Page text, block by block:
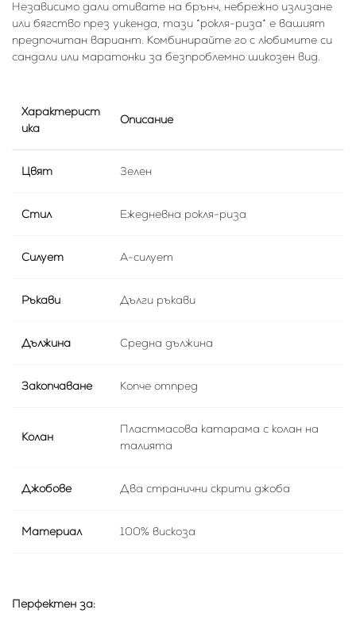
Независимо дали отивате на брънч, небрежно излизане
или бягство през уикенда, тази *рокля-риза* е вашият
предпочитан вариант. Комбинирайте го с любимите си
сандали или маратонки за безпроблемно шикозен вид.
Характерист
ика
Описание
Цвят Зелен
Стил Ежедневна рокля-риза
Силует А-силует
Ръкави Дълги ръкави
Дължина Средна дължина
Закопчаване Копче отпред
Колан
Пластмасова катарама с колан на
талията
Джобове Два странични скрити джоба
Материал 100% вискоза
Перфектен за: